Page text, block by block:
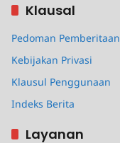
Klausal
Pedoman Pemberitaan
Kebijakan Privasi
Klausul Penggunaan
Indeks Berita
Layanan